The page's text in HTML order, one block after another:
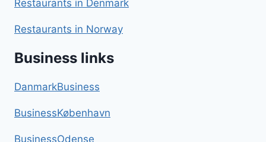
Restaurants in Denmark
Restaurants in Norway
Business links
DanmarkBusiness
BusinessKøbenhavn
BusinessOdense